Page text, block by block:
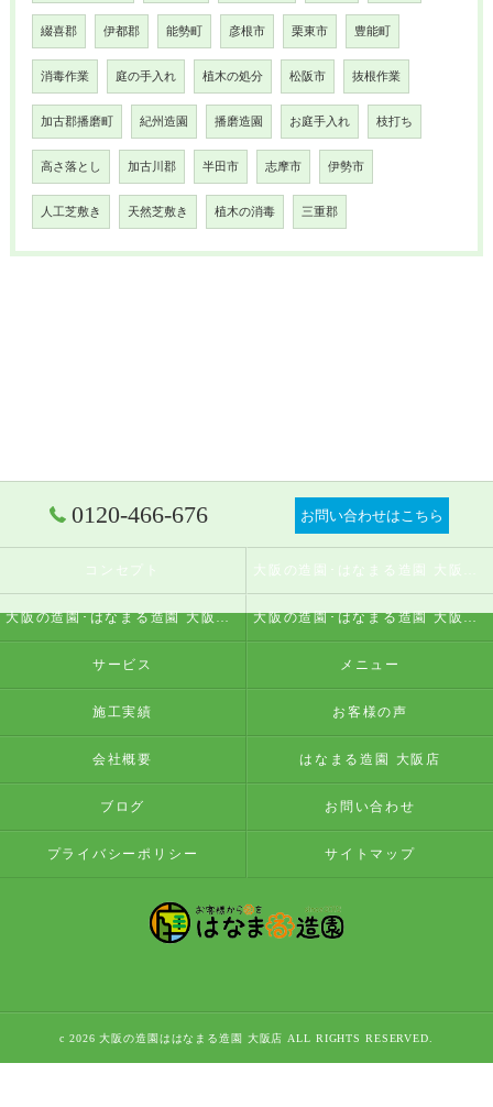
綴喜郡 伊都郡 能勢町 彦根市 栗東市 豊能町
消毒作業 庭の手入れ 植木の処分 松阪市 抜根作業
加古郡播磨町 紀州造園 播磨造園 お庭手入れ 枝打ち
高さ落とし 加古川郡 半田市 志摩市 伊勢市
人工芝敷き 天然芝敷き 植木の消毒 三重郡
0120-466-676 お問い合わせはこちら
コンセプト
大阪の造園･はなまる造園 大阪店の評判 大阪の造園･はなまる造園 大阪店のお客様の声
サービス メニュー
施工実績 お客様の声
会社概要 はなまる造園 大阪店
ブログ お問い合わせ
プライバシーポリシー サイトマップ
c 2026 大阪の造園ははなまる造園 大阪店 ALL RIGHTS RESERVED.